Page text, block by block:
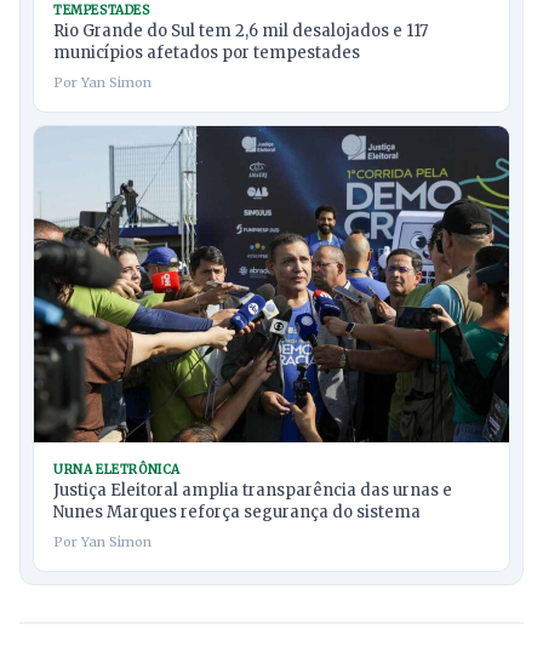
TEMPESTADES
Rio Grande do Sul tem 2,6 mil desalojados e 117
municípios afetados por tempestades
Por Yan Simon
URNA ELETRÔNICA
Justiça Eleitoral amplia transparência das urnas e
Nunes Marques reforça segurança do sistema
Por Yan Simon